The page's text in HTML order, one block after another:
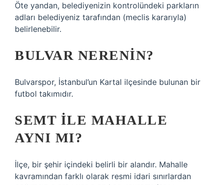
Öte yandan, belediyenizin kontrolündeki parkların
adları belediyeniz tarafından (meclis kararıyla)
belirlenebilir.
BULVAR NERENIN?
Bulvarspor, İstanbul’un Kartal ilçesinde bulunan bir
futbol takımıdır.
SEMT ILE MAHALLE
AYNI MI?
İlçe, bir şehir içindeki belirli bir alandır. Mahalle
kavramından farklı olarak resmi idari sınırlardan